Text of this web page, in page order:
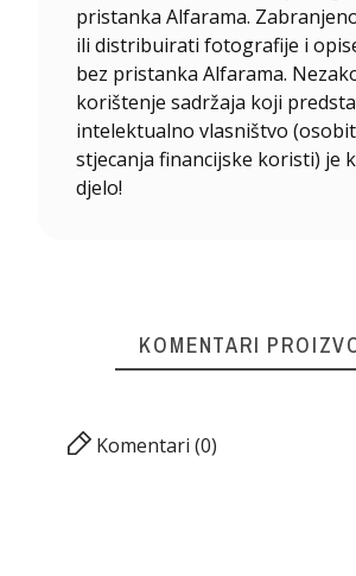
pristanka Alfarama.
ili distribuirati fotografije i
bez pristanka Alfarama.
korištenje sadržaja koji
intelektualno vlasništvo
stjecanja financijske koristi) je
djelo!
KOMENTARI
Komentari (0)